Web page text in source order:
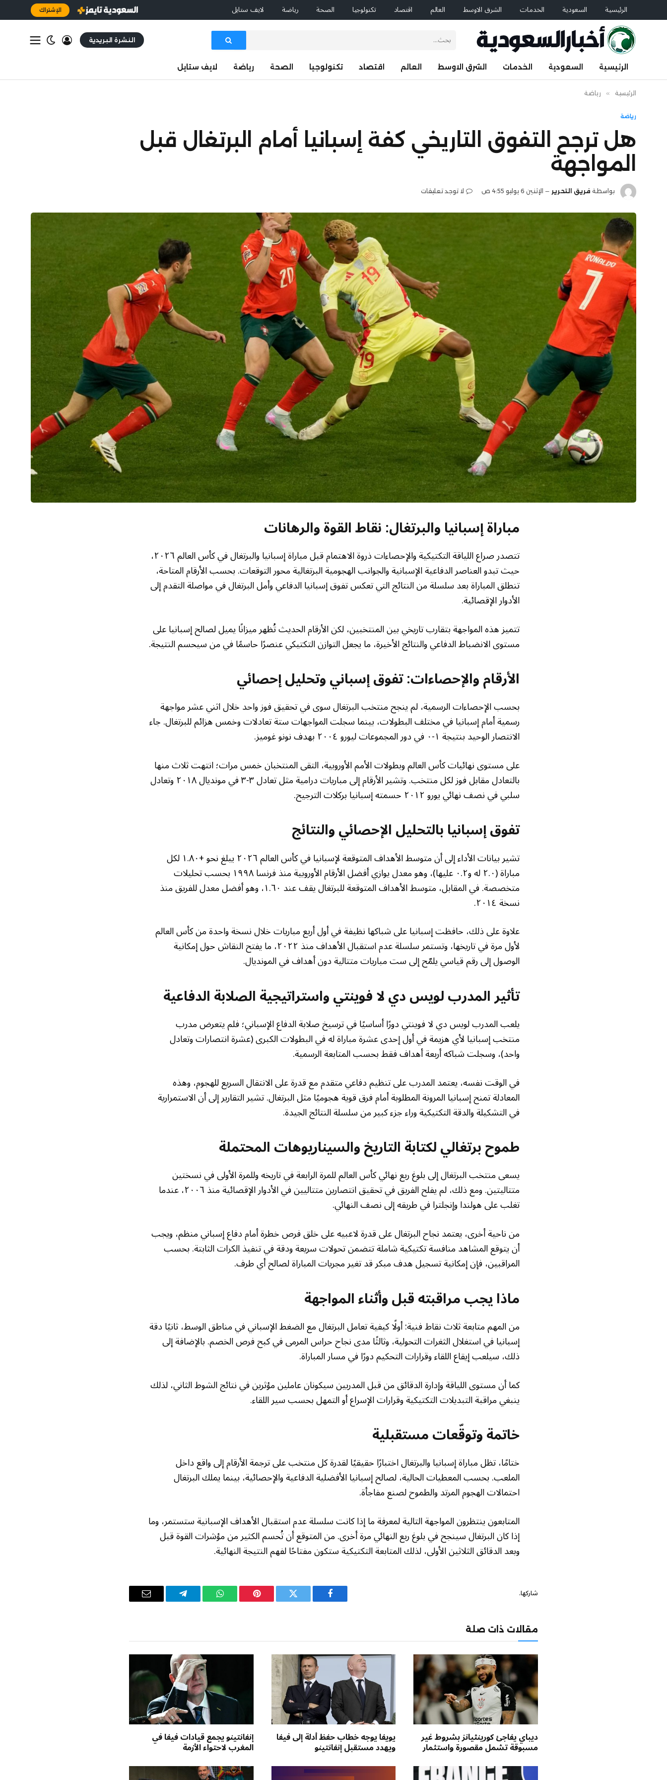
الرئيسية السعودية الخدمات الشرق الاوسط العالم اقتصاد تكنولوجيا الصحة رياضة لايف ستايل الإشتراك
النشرة البريدية
الرئيسية السعودية الخدمات الشرق الاوسط العالم اقتصاد تكنولوجيا الصحة رياضة لايف ستايل
الرئيسية » رياضة
رياضة
هل ترجح التفوق التاريخي كفة إسبانيا أمام البرتغال قبل
المواجهة
بواسطة فريق التحرير الإثنين 6 يوليو 4:55 ص لا توجد تعليقات
مباراة إسبانيا والبرتغال: نقاط القوة والرهانات
تتصدر صراع اللياقة التكتيكية والإحصاءات ذروة الاهتمام قبل مباراة إسبانيا والبرتغال في كأس العالم ٢٠٢٦،
حيث تبدو العناصر الدفاعية الإسبانية والجوانب الهجومية البرتغالية محور التوقعات. بحسب الأرقام المتاحة،
تنطلق المباراة بعد سلسلة من النتائج التي تعكس تفوق إسبانيا الدفاعي وأمل البرتغال في مواصلة التقدم إلى
الأدوار الإقصائية.
تتميز هذه المواجهة بتقارب تاريخي بين المنتخبين، لكن الأرقام الحديث تُظهر ميزانًا يميل لصالح إسبانيا على
مستوى الانضباط الدفاعي والنتائج الأخيرة، ما يجعل التوازن التكتيكي عنصرًا حاسمًا في من سيحسم النتيجة.
الأرقام والإحصاءات: تفوق إسباني وتحليل إحصائي
بحسب الإحصاءات الرسمية، لم ينجح منتخب البرتغال سوى في تحقيق فوز واحد خلال اثني عشر مواجهة
رسمية أمام إسبانيا في مختلف البطولات، بينما سجلت المواجهات ستة تعادلات وخمس هزائم للبرتغال. جاء
الانتصار الوحيد بنتيجة ١-٠ في دور المجموعات ليورو ٢٠٠٤ بهدف نونو غوميز.
على مستوى نهائيات كأس العالم وبطولات الأمم الأوروبية، التقى المنتخبان خمس مرات؛ انتهت ثلاث منها
بالتعادل مقابل فوز لكل منتخب. وتشير الأرقام إلى مباريات درامية مثل تعادل ٣-٣ في مونديال ٢٠١٨ وتعادل
سلبي في نصف نهائي يورو ٢٠١٢ حسمته إسبانيا بركلات الترجيح.
تفوق إسبانيا بالتحليل الإحصائي والنتائج
تشير بيانات الأداء إلى أن متوسط الأهداف المتوقعة لإسبانيا في كأس العالم ٢٠٢٦ يبلغ نحو +١.٨٠ لكل
مباراة (٢.٠ له و٠.٢ عليها)، وهو معدل يوازي أفضل الأرقام الأوروبية منذ فرنسا ١٩٩٨ بحسب تحليلات
متخصصة. في المقابل، متوسط الأهداف المتوقعة للبرتغال يقف عند ١.٦٠، وهو أفضل معدل للفريق منذ
نسخة ٢٠١٤.
علاوة على ذلك، حافظت إسبانيا على شباكها نظيفة في أول أربع مباريات خلال نسخة واحدة من كأس العالم
لأول مرة في تاريخها، وتستمر سلسلة عدم استقبال الأهداف منذ ٢٠٢٢، ما يفتح النقاش حول إمكانية
الوصول إلى رقم قياسي يلمّح إلى ست مباريات متتالية دون أهداف في المونديال.
تأثير المدرب لويس دي لا فوينتي واستراتيجية الصلابة الدفاعية
يلعب المدرب لويس دي لا فوينتي دورًا أساسيًا في ترسيخ صلابة الدفاع الإسباني؛ فلم يتعرض مدرب
منتخب إسبانيا لأي هزيمة في أول إحدى عشرة مباراة له في البطولات الكبرى (عشرة انتصارات وتعادل
واحد)، وسجلت شباكه أربعة أهداف فقط بحسب المتابعة الرسمية.
في الوقت نفسه، يعتمد المدرب على تنظيم دفاعي متقدم مع قدرة على الانتقال السريع للهجوم، وهذه
المعادلة تمنح إسبانيا المرونة المطلوبة أمام فرق قوية هجوميًا مثل البرتغال. تشير التقارير إلى أن الاستمرارية
في التشكيلة والدقة التكتيكية وراء جزء كبير من سلسلة النتائج الجيدة.
طموح برتغالي لكتابة التاريخ والسيناريوهات المحتملة
يسعى منتخب البرتغال إلى بلوغ ربع نهائي كأس العالم للمرة الرابعة في تاريخه وللمرة الأولى في نسختين
متتاليتين. ومع ذلك، لم يفلح الفريق في تحقيق انتصارين متتاليين في الأدوار الإقصائية منذ ٢٠٠٦، عندما
تغلب على هولندا وإنجلترا في طريقه إلى نصف النهائي.
من ناحية أخرى، يعتمد نجاح البرتغال على قدرة لاعبيه على خلق فرص خطرة أمام دفاع إسباني منظم، ويجب
أن يتوقع المشاهد منافسة تكتيكية شاملة تتضمن تحولات سريعة ودقة في تنفيذ الكرات الثابتة. بحسب
المراقبين، فإن إمكانية تسجيل هدف مبكر قد تغير مجريات المباراة لصالح أي طرف.
ماذا يجب مراقبته قبل وأثناء المواجهة
من المهم متابعة ثلاث نقاط فنية: أولًا كيفية تعامل البرتغال مع الضغط الإسباني في مناطق الوسط، ثانيًا دقة
إسبانيا في استغلال الثغرات التحولية، وثالثًا مدى نجاح حراس المرمى في كبح فرص الخصم. بالإضافة إلى
ذلك، سيلعب إيقاع اللقاء وقرارات التحكيم دورًا في مسار المباراة.
كما أن مستوى اللياقة وإدارة الدقائق من قبل المدربين سيكونان عاملين مؤثرين في نتائج الشوط الثاني، لذلك
ينبغي مراقبة التبديلات التكتيكية وقرارات الإسراع أو التمهل بحسب سير اللقاء.
خاتمة وتوقّعات مستقبلية
ختامًا، تظل مباراة إسبانيا والبرتغال اختبارًا حقيقيًا لقدرة كل منتخب على ترجمة الأرقام إلى واقع داخل
الملعب. بحسب المعطيات الحالية، لصالح إسبانيا الأفضلية الدفاعية والإحصائية، بينما يملك البرتغال
احتمالات الهجوم المرتد والطموح لصنع مفاجأة.
المتابعون ينتظرون المواجهة التالية لمعرفة ما إذا كانت سلسلة عدم استقبال الأهداف الإسبانية ستستمر، وما
إذا كان البرتغال سينجح في بلوغ ربع النهائي مرة أخرى. من المتوقع أن تُحسم الكثير من مؤشرات القوة قبل
وبعد الدقائق الثلاثين الأولى، لذلك المتابعة التكتيكية ستكون مفتاحًا لفهم النتيجة النهائية.
شاركها.
فيسبوك تويتر بينتيريستواتساب تيلقرام
البريد
مقالات ذات صلة
ديباي يفاجئ كورينثيانز بشروط غير
مسبوقة تشمل مقصورة واستثمار
يويفا يوجه خطاب حفظ أدلة إلى فيفا
ويهدد مستقبل إنفانتينو
إنفانتينو يجمع قيادات فيفا في
المغرب لاحتواء الأزمة